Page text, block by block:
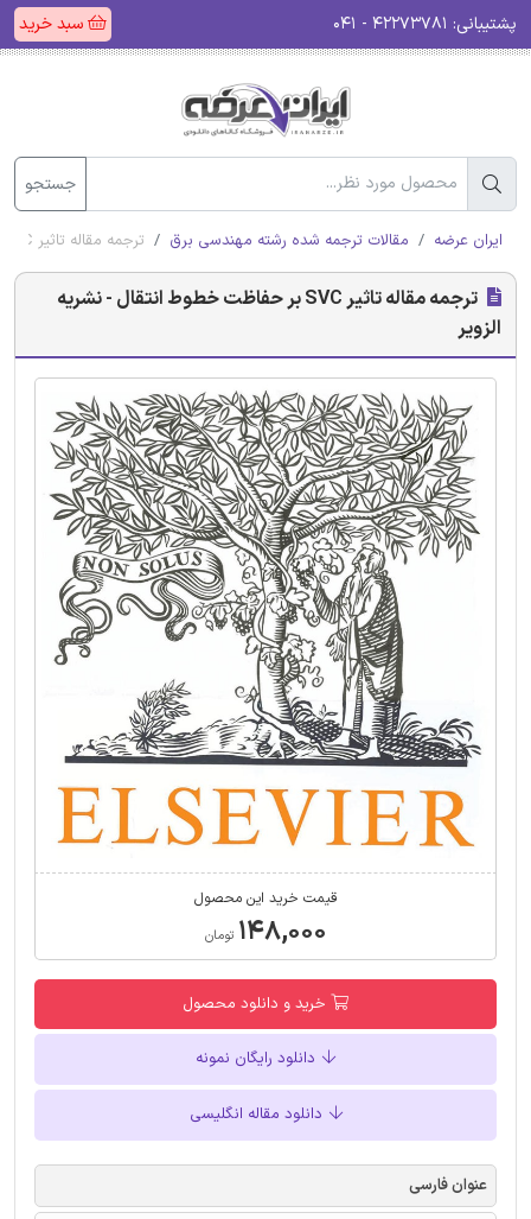
پشتیبانی: سبد خرید
جستجو
ایران عرضه مقالات ترجمه شده رشته مهندسی برق ترجمه مقاله تاثیر SVC بر حفاظت خطوط انتقال - نشریه الزویر
ترجمه مقاله تاثیر SVC بر حفاظت خطوط انتقال - نشریه
الزویر
قیمت خرید این محصول
۱۴۸,۰۰۰ تومان
خرید و دانلود محصول
دانلود رایگان نمونه
دانلود مقاله انگلیسی
عنوان فارسی